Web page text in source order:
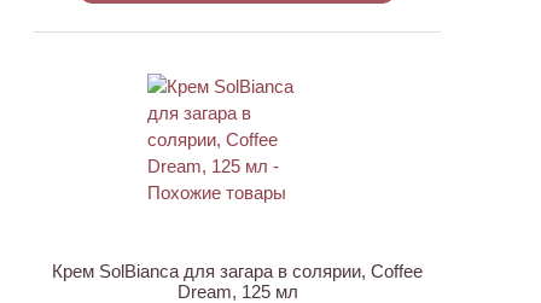
Крем SolBianca для загара в солярии, Coffee
Dream, 125 мл